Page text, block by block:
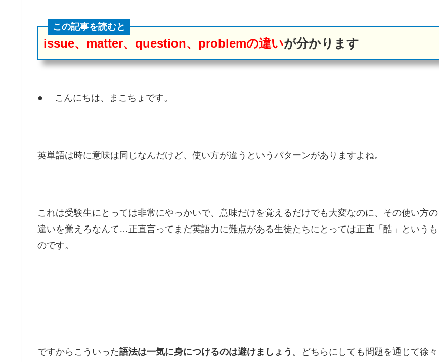
この記事を読むと
issue、matter、question、problemの違いが分かります
● こんにちは、まこちょです。
英単語は時に意味は同じなんだけど、使い方が違うというパターンがありますよね。
これは受験生にとっては非常にやっかいで、意味だけを覚えるだけでも大変なのに、その使い方の
違いを覚えろなんて…正直言ってまだ英語力に難点がある生徒たちにとっては正直「酷」というも
のです。
ですからこういった語法は一気に身につけるのは避けましょう 。どちらにしても問題を通じて徐々